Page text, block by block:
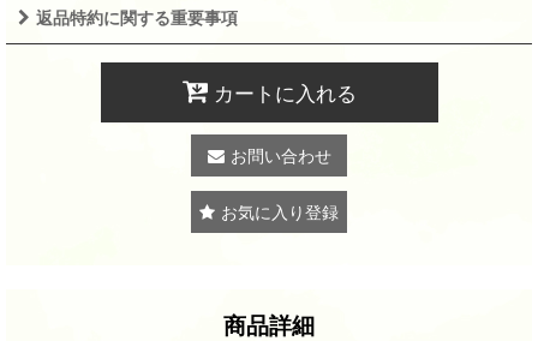
返品特約に関する重要事項
カートに入れる
お問い合わせ
お気に入り登録
商品詳細